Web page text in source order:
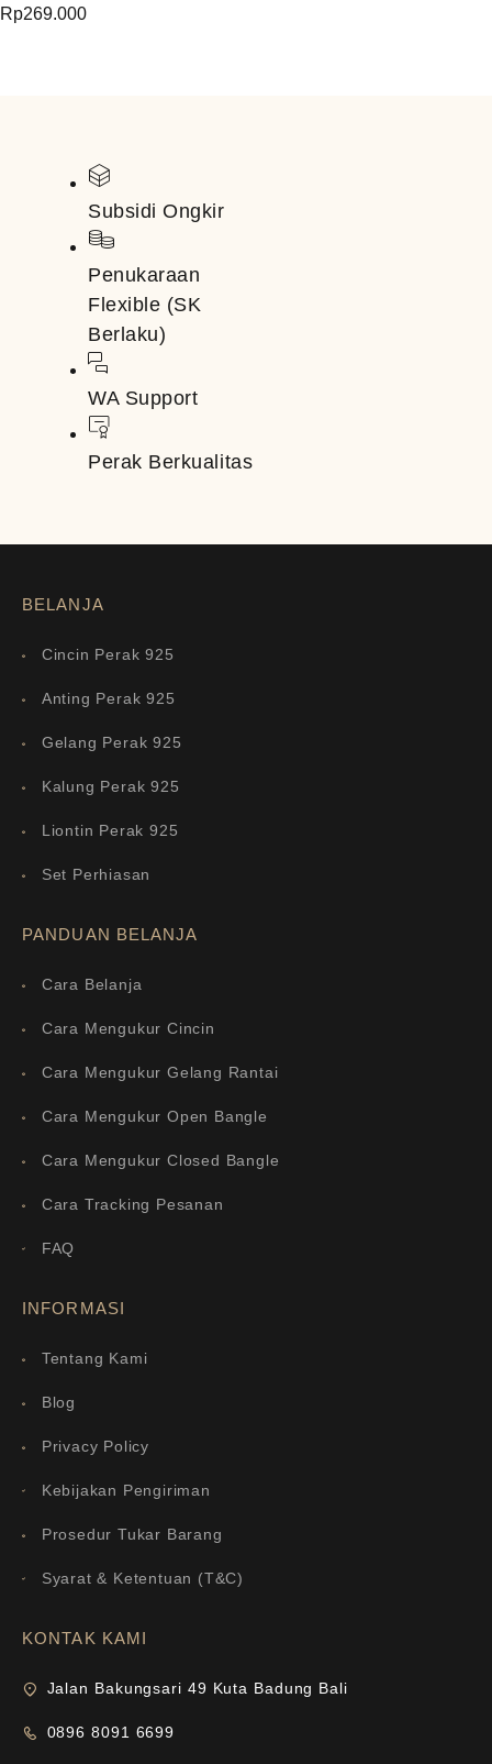
Rp269.000
Subsidi Ongkir
Penukaraan
Flexible (SK
Berlaku)
WA Support
Perak Berkualitas
BELANJA
Cincin Perak 925
Anting Perak 925
Gelang Perak 925
Kalung Perak 925
Liontin Perak 925
Set Perhiasan
PANDUAN BELANJA
Cara Belanja
Cara Mengukur Cincin
Cara Mengukur Gelang Rantai
Cara Mengukur Open Bangle
Cara Mengukur Closed Bangle
Cara Tracking Pesanan
FAQ
INFORMASI
Tentang Kami
Blog
Privacy Policy
Kebijakan Pengiriman
Prosedur Tukar Barang
Syarat & Ketentuan (T&C)
KONTAK KAMI
Jalan Bakungsari 49 Kuta Badung Bali
0896 8091 6699